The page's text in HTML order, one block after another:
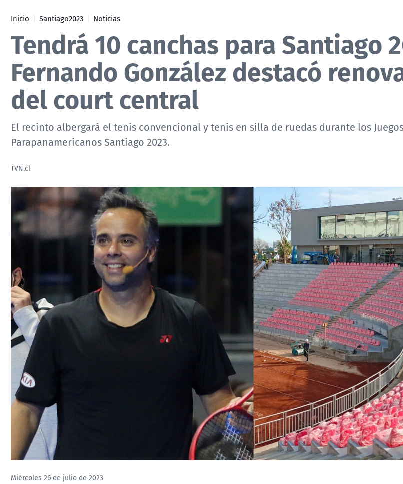
Inicio Santiago2023 Noticias
Tendrá 10 canchas para Santiago
Fernando González destacó
del court central
El recinto albergará el tenis convencional y tenis en silla de ruedas durante los
Parapanamericanos Santiago 2023.
TVN.cl
Miércoles 26 de julio de 2023